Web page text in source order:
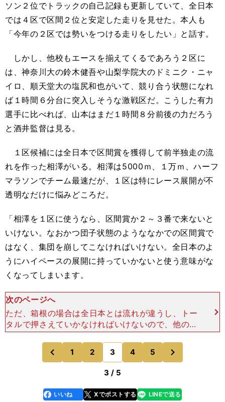
ソン２位でトラックの自己記録も更新していて、全日本
では４区で区間２位と安定した走りを見せた。本人も
「今年の２区では勢いをつける走りをしたい」と話す。
しかし、他校もエースを揃えてくるであろう２区に
は、神奈川大の鈴木健吾や山梨学院大のドミニク・ニャ
イロ、順天堂大の塩尻和也がいて、競り合う状態になれ
ば１時間６分台に突入しそうな激戦区だ。こうした有力
選手に比べれば、山本はまだ１時間８分前後の力だろう
と酒井監督は見る。
１区候補には全日本で区間賞を獲得して前半独走の流
れを作った相澤がいる。相澤は5000ｍ、１万ｍ、ハーフ
マラソンでチーム最速だが、１区は特にレース展開が不
透明なだけに悩みどころだ。
「相澤を１区に使うなら、区間賞か２～３番で来ないと
いけない。なおかつ団子状態のようななかでの区間賞で
はなく、集団を崩してこなければいけない。全日本のよ
うにハイペースの展開に持っていかないと使う意味がな
くなってしまいます。
次のページへ
ただ、箱根の場合は全日本とは流れが違うし、トー
タルで押さえていかなければいけないので、他の選
手との兼ね合いを見ていかなければいけない面もあ
ります。その点では例年よりまだ迷っている状態で
すね」 全日本
前
のページへ
1 2 3 4 5
のページへ
3 / 5
faceboo
k
いいね Xでポストする
line LINEで送る